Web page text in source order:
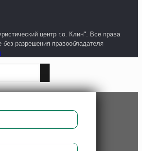
центр г.о. Клин". Все права
разрешения правообладателя